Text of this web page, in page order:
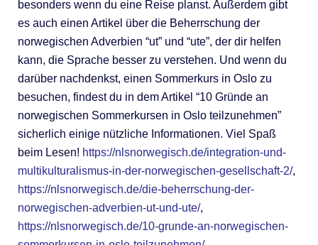
besonders wenn du eine Reise planst. Außerdem gibt
es auch einen Artikel über die Beherrschung der
norwegischen Adverbien “ut” und “ute”, der dir helfen
kann, die Sprache besser zu verstehen. Und wenn du
darüber nachdenkst, einen Sommerkurs in Oslo zu
besuchen, findest du in dem Artikel “10 Gründe an
norwegischen Sommerkursen in Oslo teilzunehmen”
sicherlich einige nützliche Informationen. Viel Spaß
beim Lesen! https://nlsnorwegisch.de/integration-und-
multikulturalismus-in-der-norwegischen-gesellschaft-2/,
https://nlsnorwegisch.de/die-beherrschung-der-
norwegischen-adverbien-ut-und-ute/,
https://nlsnorwegisch.de/10-grunde-an-norwegischen-